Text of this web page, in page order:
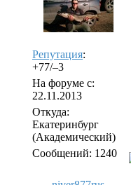
Репутация:
+77/–3
На форуме с:
22.11.2013
Откуда:
Екатеринбург
(Академический)
Сообщений: 1240